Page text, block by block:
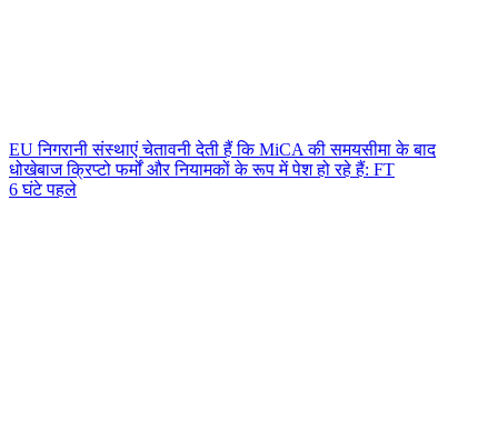
EU निगरानी संस्थाएं चेतावनी देती हैं कि MiCA की समयसीमा के बाद
धोखेबाज क्रिप्टो फर्मों और नियामकों के रूप में पेश हो रहे हैं: FT
6 घंटे पहले